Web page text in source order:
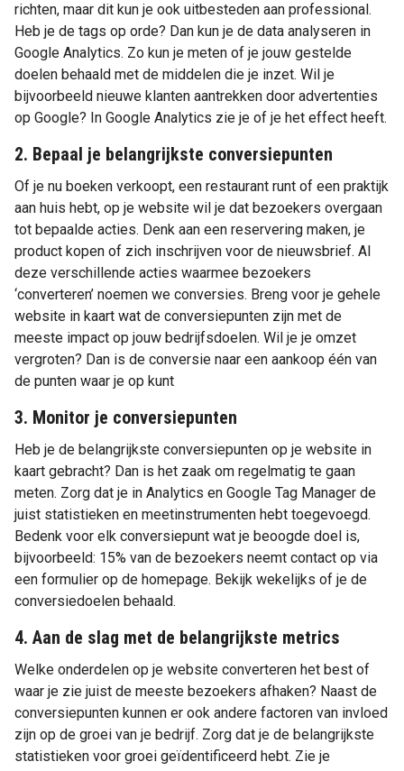
richten, maar dit kun je ook uitbesteden aan professional.
Heb je de tags op orde? Dan kun je de data analyseren in
Google Analytics. Zo kun je meten of je jouw gestelde
doelen behaald met de middelen die je inzet. Wil je
bijvoorbeeld nieuwe klanten aantrekken door advertenties
op Google? In Google Analytics zie je of je het effect heeft.
2. Bepaal je belangrijkste conversiepunten
Of je nu boeken verkoopt, een restaurant runt of een praktijk
aan huis hebt, op je website wil je dat bezoekers overgaan
tot bepaalde acties. Denk aan een reservering maken, je
product kopen of zich inschrijven voor de nieuwsbrief. Al
deze verschillende acties waarmee bezoekers
‘converteren’ noemen we conversies. Breng voor je gehele
website in kaart wat de conversiepunten zijn met de
meeste impact op jouw bedrijfsdoelen. Wil je je omzet
vergroten? Dan is de conversie naar een aankoop één van
de punten waar je op kunt
3. Monitor je conversiepunten
Heb je de belangrijkste conversiepunten op je website in
kaart gebracht? Dan is het zaak om regelmatig te gaan
meten. Zorg dat je in Analytics en Google Tag Manager de
juist statistieken en meetinstrumenten hebt toegevoegd.
Bedenk voor elk conversiepunt wat je beoogde doel is,
bijvoorbeeld: 15% van de bezoekers neemt contact op via
een formulier op de homepage. Bekijk wekelijks of je de
conversiedoelen behaald.
4. Aan de slag met de belangrijkste metrics
Welke onderdelen op je website converteren het best of
waar je zie juist de meeste bezoekers afhaken? Naast de
conversiepunten kunnen er ook andere factoren van invloed
zijn op de groei van je bedrijf. Zorg dat je de belangrijkste
statistieken voor groei geïdentificeerd hebt. Zie je